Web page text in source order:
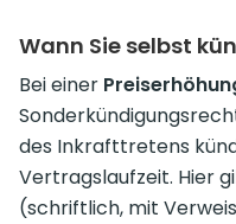
Wann Sie selbst
Bei einer
des Inkrafttretens
Vertragslaufzeit. Hier
(schriftlich, mit